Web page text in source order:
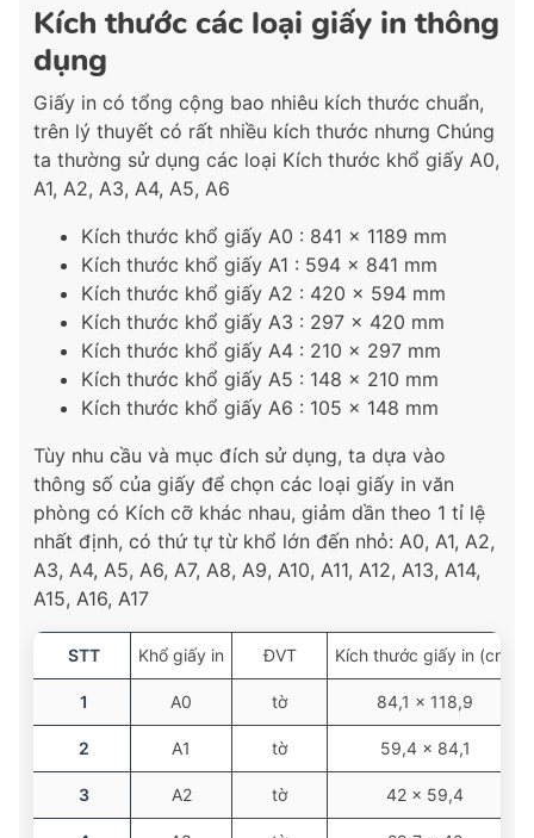
Kích thước các loại giấy in thông
dụng
Giấy in có tổng cộng bao nhiêu kích thước chuẩn,
trên lý thuyết có rất nhiều kích thước nhưng Chúng
ta thường sử dụng các loại Kích thước khổ giấy A0,
A1, A2, A3, A4, A5, A6
Kích thước khổ giấy A0 : 841 x 1189 mm
Kích thước khổ giấy A1 : 594 x 841 mm
Kích thước khổ giấy A2 : 420 x 594 mm
Kích thước khổ giấy A3 : 297 x 420 mm
Kích thước khổ giấy A4 : 210 x 297 mm
Kích thước khổ giấy A5 : 148 x 210 mm
Kích thước khổ giấy A6 : 105 x 148 mm
Tùy nhu cầu và mục đích sử dụng, ta dựa vào
thông số của giấy để chọn các loại giấy in văn
phòng có Kích cỡ khác nhau, giảm dần theo 1 tỉ lệ
nhất định, có thứ tự từ khổ lớn đến nhỏ: A0, A1, A2,
A3, A4, A5, A6, A7, A8, A9, A10, A11, A12, A13, A14,
A15, A16, A17
STT Khổ giấy in ĐVT Kích thước giấy in (cm)
1 A0 tờ 84,1 × 118,9
2 A1 tờ 59,4 × 84,1
3 A2 tờ 42 × 59,4